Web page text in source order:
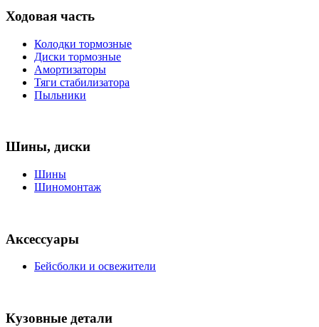
Ходовая часть
Колодки тормозные
Диски тормозные
Амортизаторы
Тяги стабилизатора
Пыльники
Шины, диски
Шины
Шиномонтаж
Аксессуары
Бейсболки и освежители
Кузовные детали